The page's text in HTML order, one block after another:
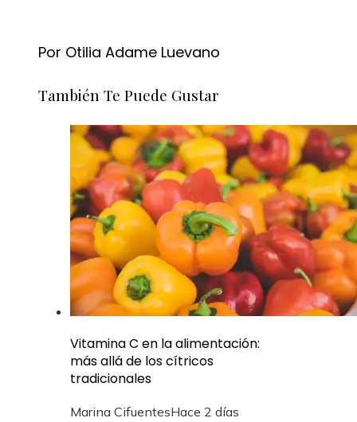
Por Otilia Adame Luevano
También Te Puede Gustar
Vitamina C en la alimentación:
más allá de los cítricos
tradicionales
Marina CifuentesHace 2 días